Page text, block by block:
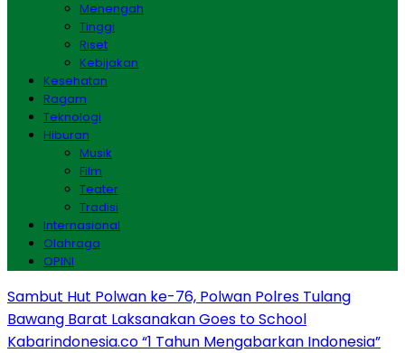
Menengah
Tinggi
Riset
Kebijakan
Kesehatan
Ragam
Teknologi
Hiburan
Musik
Film
Teater
Tradisi
Internasional
Olahraga
OPINI
Sambut Hut Polwan ke-76, Polwan Polres Tulang
Bawang Barat Laksanakan Goes to School
Kabarindonesia.co “1 Tahun Mengabarkan Indonesia”